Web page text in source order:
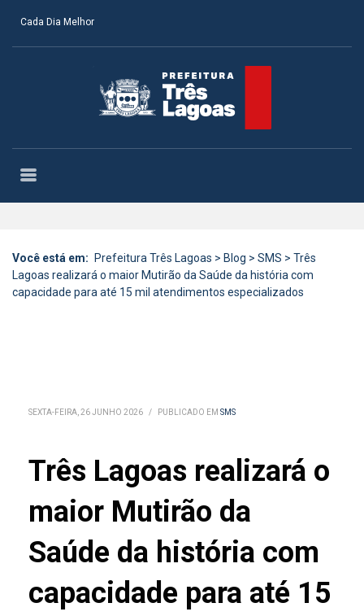
Cada Dia Melhor
Você está em: Prefeitura Três Lagoas > Blog > SMS > Três
Lagoas realizará o maior Mutirão da Saúde da história com
capacidade para até 15 mil atendimentos especializados
SEXTA-FEIRA, 26 JUNHO 2026 / PUBLICADO EM SMS
Três Lagoas realizará o
maior Mutirão da
Saúde da história com
capacidade para até 15